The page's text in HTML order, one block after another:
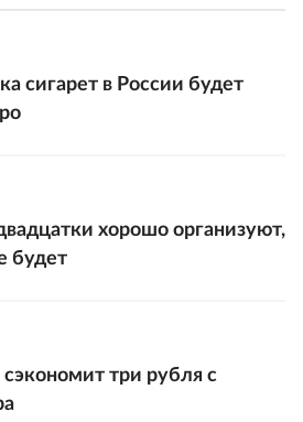
сигарет в России будет
хорошо организуют,
будет
три рубля с